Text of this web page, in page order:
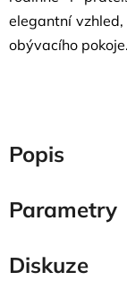
elegantní
obývacího pokoje.
Popis
Parametry
Diskuze